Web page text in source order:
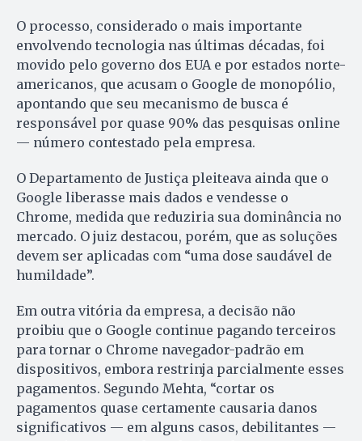
O processo, considerado o mais importante
envolvendo tecnologia nas últimas décadas, foi
movido pelo governo dos EUA e por estados norte-
americanos, que acusam o Google de monopólio,
apontando que seu mecanismo de busca é
responsável por quase 90% das pesquisas online
— número contestado pela empresa.
O Departamento de Justiça pleiteava ainda que o
Google liberasse mais dados e vendesse o
Chrome, medida que reduziria sua dominância no
mercado. O juiz destacou, porém, que as soluções
devem ser aplicadas com “uma dose saudável de
humildade”.
Em outra vitória da empresa, a decisão não
proibiu que o Google continue pagando terceiros
para tornar o Chrome navegador-padrão em
dispositivos, embora restrinja parcialmente esses
pagamentos. Segundo Mehta, “cortar os
pagamentos quase certamente causaria danos
significativos — em alguns casos, debilitantes —